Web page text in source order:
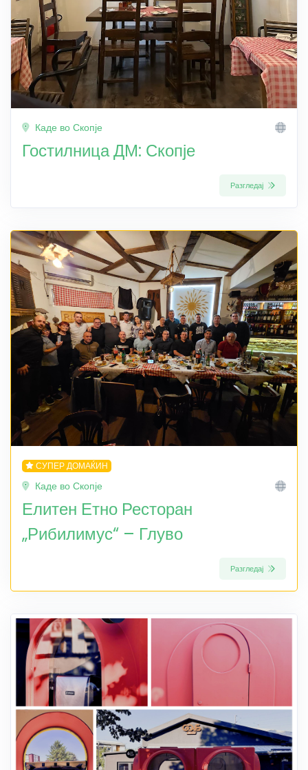
Каде во Скопје
Гостилница ДМ: Скопје
Разгледај
СУПЕР ДОМАЌИН
Каде во Скопје
Елитен Етно Ресторан
„Рибилимус“ – Глуво
Разгледај